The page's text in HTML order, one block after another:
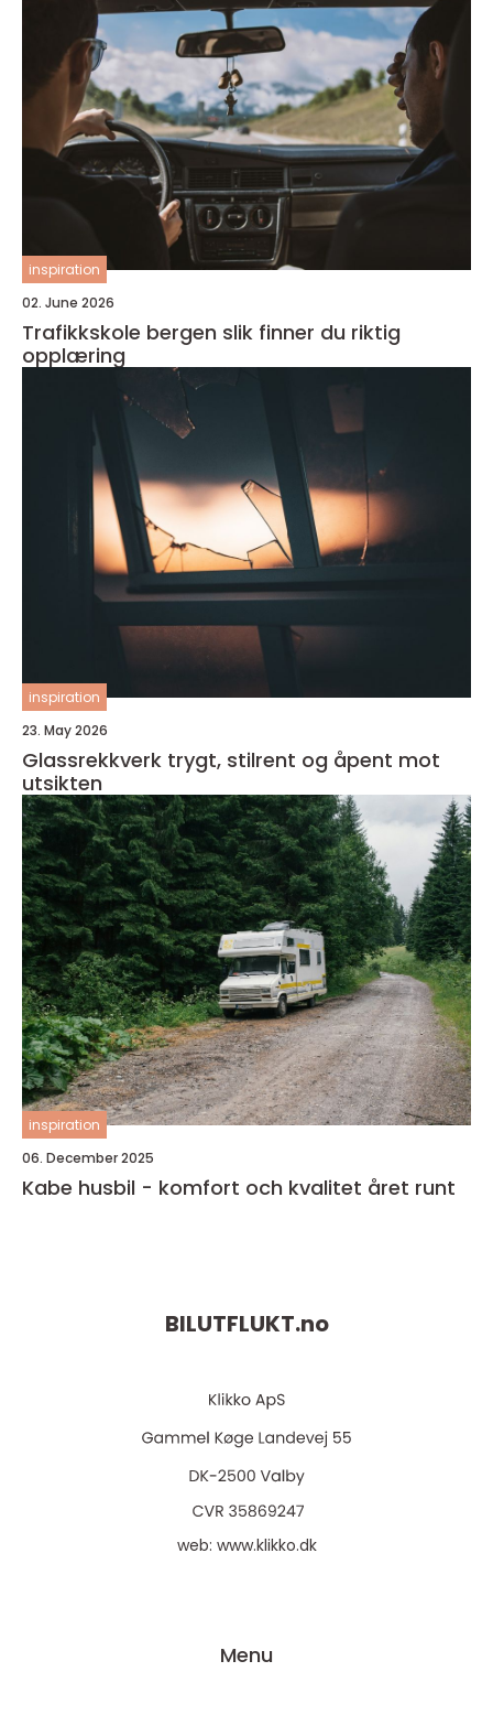
inspiration
02. June 2026
Trafikkskole bergen slik finner du riktig
opplæring
inspiration
23. May 2026
Glassrekkverk trygt, stilrent og åpent mot
utsikten
inspiration
06. December 2025
Kabe husbil - komfort och kvalitet året runt
BILUTFLUKT.no
web: www.klikko.dk
Menu